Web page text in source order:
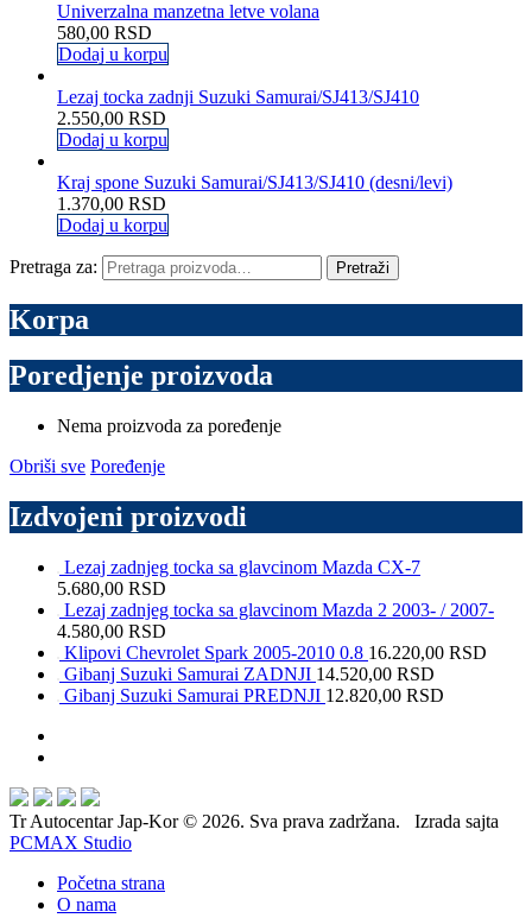
Univerzalna manzetna letve volana
580,00 RSD
Dodaj u korpu
Lezaj tocka zadnji Suzuki Samurai/SJ413/SJ410
2.550,00 RSD
Dodaj u korpu
Kraj spone Suzuki Samurai/SJ413/SJ410 (desni/levi)
1.370,00 RSD
Dodaj u korpu
Pretraga za: Pretraži
Korpa
Poredjenje proizvoda
Nema proizvoda za poređenje
Obriši sve Poređenje
Izdvojeni proizvodi
Lezaj zadnjeg tocka sa glavcinom Mazda CX-7
5.680,00 RSD
Lezaj zadnjeg tocka sa glavcinom Mazda 2 2003- / 2007-
4.580,00 RSD
Klipovi Chevrolet Spark 2005-2010 0.8 16.220,00 RSD
Gibanj Suzuki Samurai ZADNJI 14.520,00 RSD
Gibanj Suzuki Samurai PREDNJI 12.820,00 RSD
Tr Autocentar Jap-Kor © 2026. Sva prava zadržana. Izrada sajta
PCMAX Studio
Početna strana
O nama